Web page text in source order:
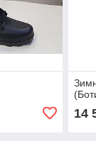
14